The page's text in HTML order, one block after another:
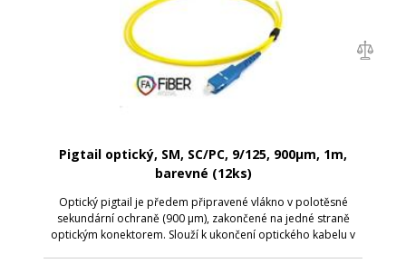
Pigtail optický, SM, SC/PC, 9/125, 900µm, 1m,
barevné (12ks)
Optický pigtail je předem připravené vlákno v polotěsné
sekundární ochraně (900 µm), zakončené na jedné straně
optickým konektorem. Slouží k ukončení optického kabelu v